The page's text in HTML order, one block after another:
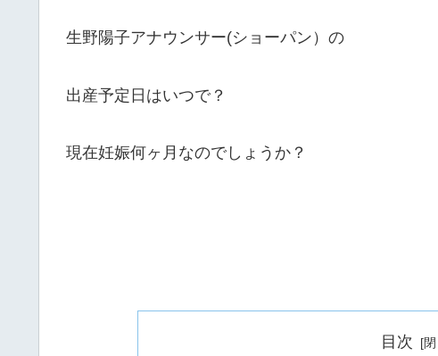
生野陽子アナウンサー(ショーパン）の
出産予定日はいつで？
現在妊娠何ヶ月なのでしょうか？
目次